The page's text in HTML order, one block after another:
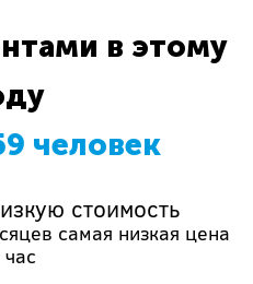
в этому
человек
стоимость
самая низкая цена
час